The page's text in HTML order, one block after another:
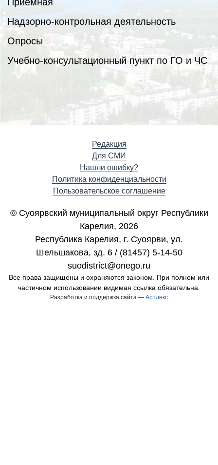
Надзорно-контрольная деятельность
Опросы
Учебно-консультационный пункт по ГО и ЧС
Редакция
Для СМИ
Нашли ошибку?
Политика конфиденциальности
Пользовательское соглашение
© Суоярвский муниципальный округ Республики
Карелия, 2026
Республика Карелия, г. Cуоярви, ул.
Шельшакова, зд. 6 / (81457) 5-14-50
suodistrict@onego.ru
Все права защищены и охраняются законом. При полном или
частичном использовании видимая ссылка обязательна.
Разработка и поддержка сайта — Артлекс